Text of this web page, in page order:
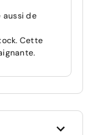
aussi de
Cette